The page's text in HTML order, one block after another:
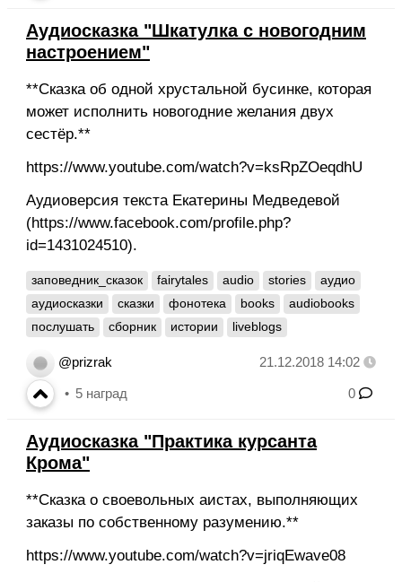
Аудиосказка "Шкатулка с новогодним
настроением"
**Сказка об одной хрустальной бусинке, которая
может исполнить новогодние желания двух
сестёр.**
https://www.youtube.com/watch?v=ksRpZOeqdhU
Аудиоверсия текста Екатерины Медведевой
(https://www.facebook.com/profile.php?
id=1431024510).
заповедник_сказок fairytales audio stories
аудио
аудиосказки
сказки фонотека books
audiobooks
послушать
сборник истории liveblogs
@prizrak 21.12.2018 14:02
5 наград 0
Аудиосказка "Практика курсанта
Крома"
**Сказка о своевольных аистах, выполняющих
заказы по собственному разумению.**
https://www.youtube.com/watch?v=jriqEwave08